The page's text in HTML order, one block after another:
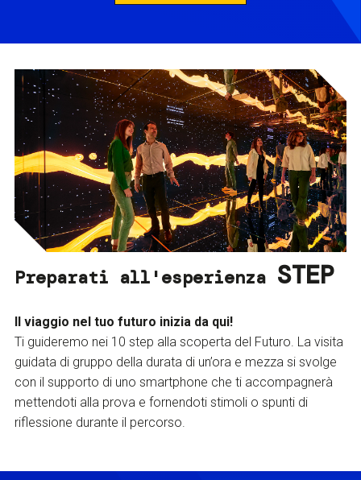
Preparati all'esperienza STEP
Il viaggio nel tuo futuro inizia da qui!
Ti guideremo nei 10 step alla scoperta del Futuro. La visita
guidata di gruppo della durata di un’ora e mezza si svolge
con il supporto di uno smartphone che ti accompagnerà
mettendoti alla prova e fornendoti stimoli o spunti di
riflessione durante il percorso.